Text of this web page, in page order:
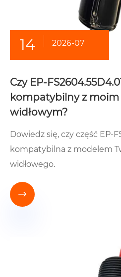
14 2026-07
Czy EP-
kompatybilny z
widłowym?
Dowiedz się, czy część EP-
kompatybilna z modelem
widłowego.
